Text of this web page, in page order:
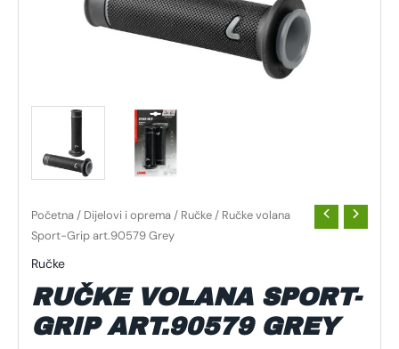
Početna / Dijelovi i oprema / Ručke / Ručke volana
Sport-Grip art.90579 Grey
Ručke
RUČKE VOLANA SPORT-
GRIP ART.90579 GREY